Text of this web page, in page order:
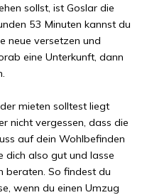
sollst, ist Goslar die
53 Minuten kannst du
neue versetzen und
eine Unterkunft, dann
mieten solltest liegt
nicht vergessen, dass die
auf dein Wohlbefinden
dich also gut und lasse
beraten. So findest du
wenn du einen Umzug